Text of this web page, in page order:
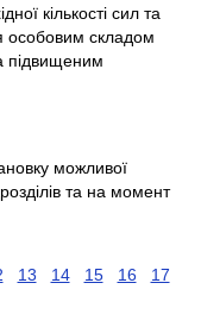
кількості сил та
особовим складом
підвищеним
можливої
та на момент
13 14 15 16
17